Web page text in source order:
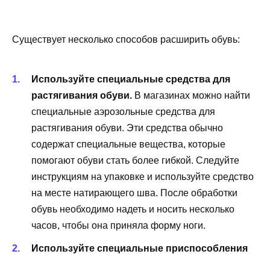
Существует несколько способов расширить обувь:
Используйте специальные средства для
растягивания обуви. В магазинах можно найти
специальные аэрозольные средства для
растягивания обуви. Эти средства обычно
содержат специальные вещества, которые
помогают обуви стать более гибкой. Следуйте
инструкциям на упаковке и используйте средство
на месте натирающего шва. После обработки
обувь необходимо надеть и носить несколько
часов, чтобы она приняла форму ноги.
Используйте специальные приспособления